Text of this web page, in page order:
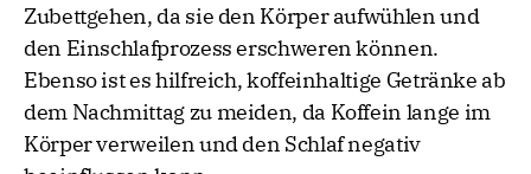
Zubettgehen, da sie den Körper aufwühlen und
den Einschlafprozess erschweren können.
Ebenso ist es hilfreich, koffeinhaltige Getränke ab
dem Nachmittag zu meiden, da Koffein lange im
Körper verweilen und den Schlaf negativ